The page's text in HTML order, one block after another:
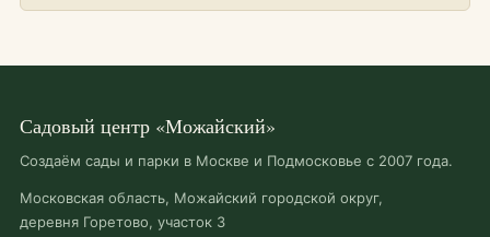
Садовый центр «Можайский»
Создаём сады и парки в Москве и Подмосковье с 2007 года.
Московская область, Можайский городской округ,
деревня Горетово, участок 3